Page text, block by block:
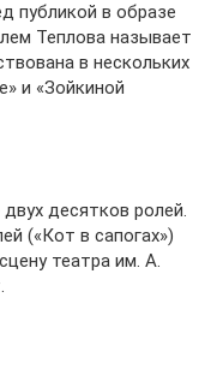
публикой в образе
Теплова называет
в нескольких
и «Зойкиной
десятков ролей.
(«Кот в сапогах»)
театра им. А.